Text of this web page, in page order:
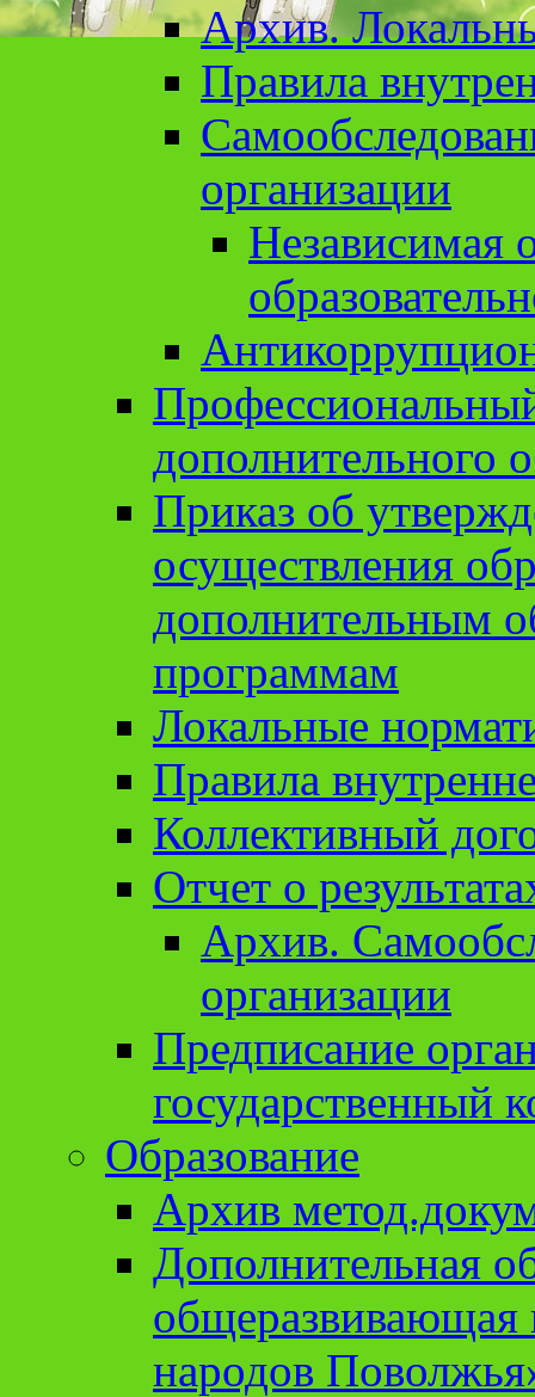
Архив.
Правила
организации
Независимая
дополнительного
Приказ об
осуществления
дополнительным
программам
Локальные
Правила
Коллективный
Отчет о
Архив.
организации
Предписание
государственный
Образование
Архив
Дополнительная
народов